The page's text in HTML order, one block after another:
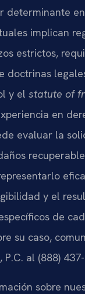
determinante
implican
estrictos,
doctrinas
y el statute of
en
evaluar la
y el
de
su caso,
P.C. al (888)
sobre